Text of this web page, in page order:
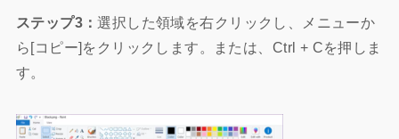
ステップ3：選択した領域を右クリックし、メニューか
ら[コピー]をクリックします。または、Ctrl + Cを押しま
す。